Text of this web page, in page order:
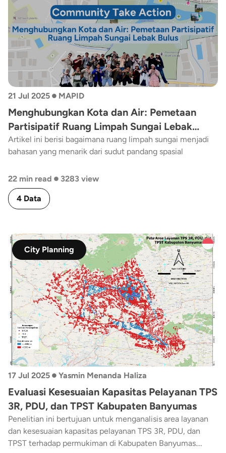
21 Jul 2025 • MAPID
Menghubungkan Kota dan Air: Pemetaan
Partisipatif Ruang Limpah Sungai Lebak
Bulus
Artikel ini berisi bagaimana ruang limpah sungai menjadi
bahasan yang menarik dari sudut pandang spasial
22 min read • 3283 view
4 Data
City Planning
17 Jul 2025 • Yasmin Menanda Haliza
Evaluasi Kesesuaian Kapasitas Pelayanan TPS
3R, PDU, dan TPST Kabupaten Banyumas
Penelitian ini bertujuan untuk menganalisis area layanan
dan kesesuaian kapasitas pelayanan TPS 3R, PDU, dan
TPST terhadap permukiman di Kabupaten Banyumas.